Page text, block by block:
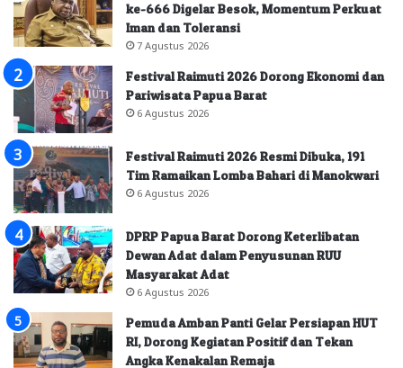
ke-666 Digelar Besok, Momentum Perkuat
Iman dan Toleransi
7 Agustus 2026
Festival Raimuti 2026 Dorong Ekonomi dan
Pariwisata Papua Barat
6 Agustus 2026
Festival Raimuti 2026 Resmi Dibuka, 191
Tim Ramaikan Lomba Bahari di Manokwari
6 Agustus 2026
DPRP Papua Barat Dorong Keterlibatan
Dewan Adat dalam Penyusunan RUU
Masyarakat Adat
6 Agustus 2026
Pemuda Amban Panti Gelar Persiapan HUT
RI, Dorong Kegiatan Positif dan Tekan
Angka Kenakalan Remaja